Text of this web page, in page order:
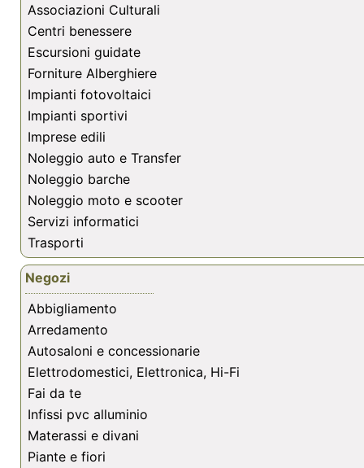
Associazioni Culturali
Centri benessere
Escursioni guidate
Forniture Alberghiere
Impianti fotovoltaici
Impianti sportivi
Imprese edili
Noleggio auto e Transfer
Noleggio barche
Noleggio moto e scooter
Servizi informatici
Trasporti
Negozi
Abbigliamento
Arredamento
Autosaloni e concessionarie
Elettrodomestici, Elettronica, Hi-Fi
Fai da te
Infissi pvc alluminio
Materassi e divani
Piante e fiori